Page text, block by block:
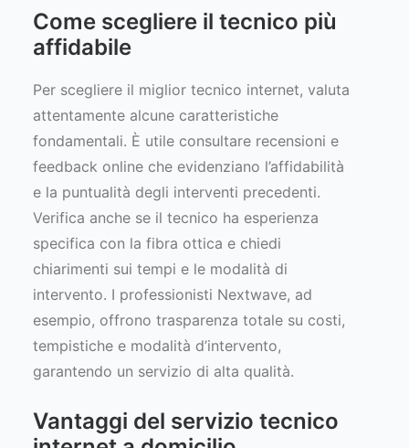
Come scegliere il tecnico più
affidabile
Per scegliere il miglior tecnico internet, valuta
attentamente alcune caratteristiche
fondamentali. È utile consultare recensioni e
feedback online che evidenziano l’affidabilità
e la puntualità degli interventi precedenti.
Verifica anche se il tecnico ha esperienza
specifica con la fibra ottica e chiedi
chiarimenti sui tempi e le modalità di
intervento. I professionisti Nextwave, ad
esempio, offrono trasparenza totale su costi,
tempistiche e modalità d’intervento,
garantendo un servizio di alta qualità.
Vantaggi del servizio tecnico